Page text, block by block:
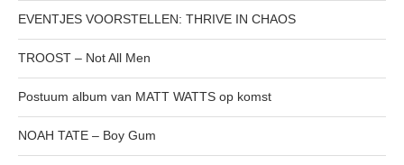
EVENTJES VOORSTELLEN: THRIVE IN CHAOS
TROOST – Not All Men
Postuum album van MATT WATTS op komst
NOAH TATE – Boy Gum